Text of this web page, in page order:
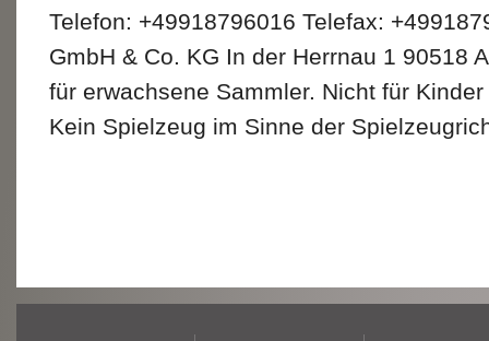
Telefon: +49918796016 Telefax:
GmbH & Co. KG In der Herrnau 1 90518
für erwachsene Sammler. Nicht für
Kein Spielzeug im Sinne der